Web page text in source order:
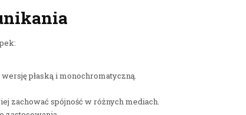
płaską i monochromatyczną.
zachować spójność w różnych mediach.